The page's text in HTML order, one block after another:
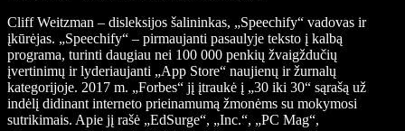
Cliff Weitzman – disleksijos šalininkas, „Speechify“ vadovas ir
įkūrėjas. „Speechify“ – pirmaujanti pasaulyje teksto į kalbą
programa, turinti daugiau nei 100 000 penkių žvaigždučių
įvertinimų ir lyderiaujanti „App Store“ naujienų ir žurnalų
kategorijoje. 2017 m. „Forbes“ jį įtraukė į „30 iki 30“ sąrašą už
indėlį didinant interneto prieinamumą žmonėms su mokymosi
sutrikimais. Apie jį rašė „EdSurge“, „Inc.“, „PC Mag“,